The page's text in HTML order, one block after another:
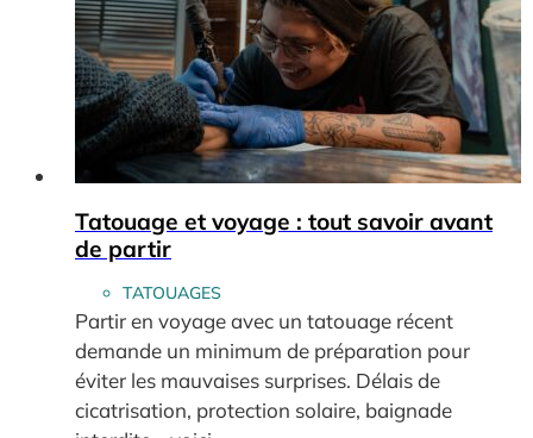
Tatouage et voyage : tout savoir avant
de partir
TATOUAGES
Partir en voyage avec un tatouage récent
demande un minimum de préparation pour
éviter les mauvaises surprises. Délais de
cicatrisation, protection solaire, baignade